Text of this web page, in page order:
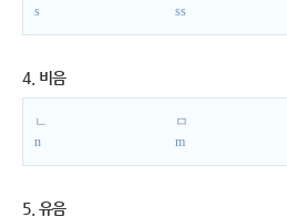
s
ss
4. 비음
ㄴ
n
ㅁ
m
5. 유음